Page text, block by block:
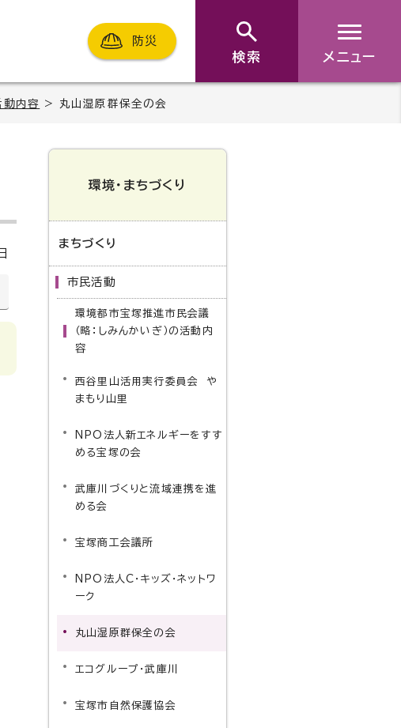
防災
検索 メニュー
動内容 > 丸山湿原群保全の会
環境・まちづくり
まちづくり
市民活動
環境都市宝塚推進市民会議
（略：しみんかいぎ）の活動内
容
西谷里山活用実行委員会 や
まもり山里
NPO法人新エネルギーをすす
める宝塚の会
武庫川づくりと流域連携を進
める会
宝塚商工会議所
NPO法人C・キッズ・ネットワ
ーク
丸山湿原群保全の会
エコグループ・武庫川
宝塚市自然保護協会